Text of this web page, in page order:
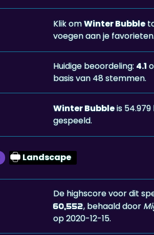
Klik omWinter Bubble
voegen aan je
Huidige beoordeling:4.1
basis van 48 stemmen.
Winter Bubbleis 54.979
gespeeld.
Landscape
De highscore voor dit
60,552, behaald door
op 2020-12-15.